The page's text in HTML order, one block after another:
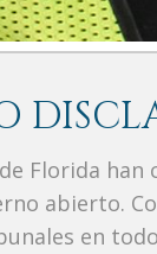
Florida
abierto.
en